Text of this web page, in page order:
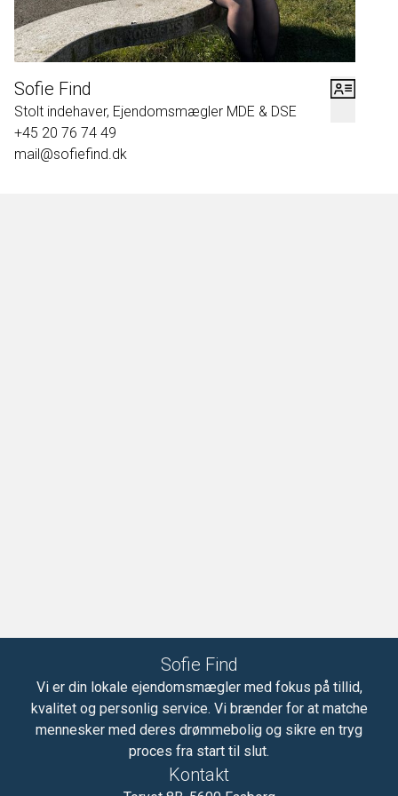
Sofie Find
Stolt indehaver, Ejendomsmægler MDE & DSE
+45 20 76 74 49
mail@sofiefind.dk
Sofie Find
Vi er din lokale ejendomsmægler med fokus på tillid,
kvalitet og personlig service. Vi brænder for at matche
mennesker med deres drømmebolig og sikre en tryg
proces fra start til slut.
Kontakt